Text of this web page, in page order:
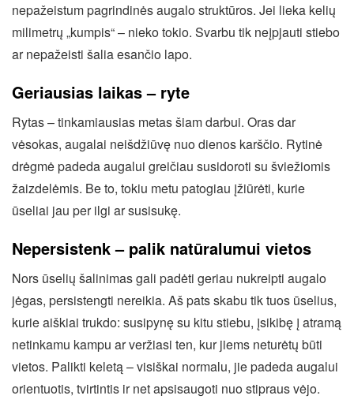
nepažeistum pagrindinės augalo struktūros. Jei lieka kelių
milimetrų „kumpis“ – nieko tokio. Svarbu tik neįpjauti stiebo
ar nepažeisti šalia esančio lapo.
Geriausias laikas – ryte
Rytas – tinkamiausias metas šiam darbui. Oras dar
vėsokas, augalai neišdžiūvę nuo dienos karščio. Rytinė
drėgmė padeda augalui greičiau susidoroti su šviežiomis
žaizdelėmis. Be to, tokiu metu patogiau įžiūrėti, kurie
ūseliai jau per ilgi ar susisukę.
Nepersistenk – palik natūralumui vietos
Nors ūselių šalinimas gali padėti geriau nukreipti augalo
jėgas, persistengti nereikia. Aš pats skabu tik tuos ūselius,
kurie aiškiai trukdo: susipynę su kitu stiebu, įsikibę į atramą
netinkamu kampu ar veržiasi ten, kur jiems neturėtų būti
vietos. Palikti keletą – visiškai normalu, jie padeda augalui
orientuotis, tvirtintis ir net apsisaugoti nuo stipraus vėjo.